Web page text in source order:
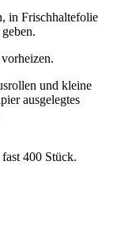
in Frischhaltefolie
und kleine
ausgelegtes
400 Stück.